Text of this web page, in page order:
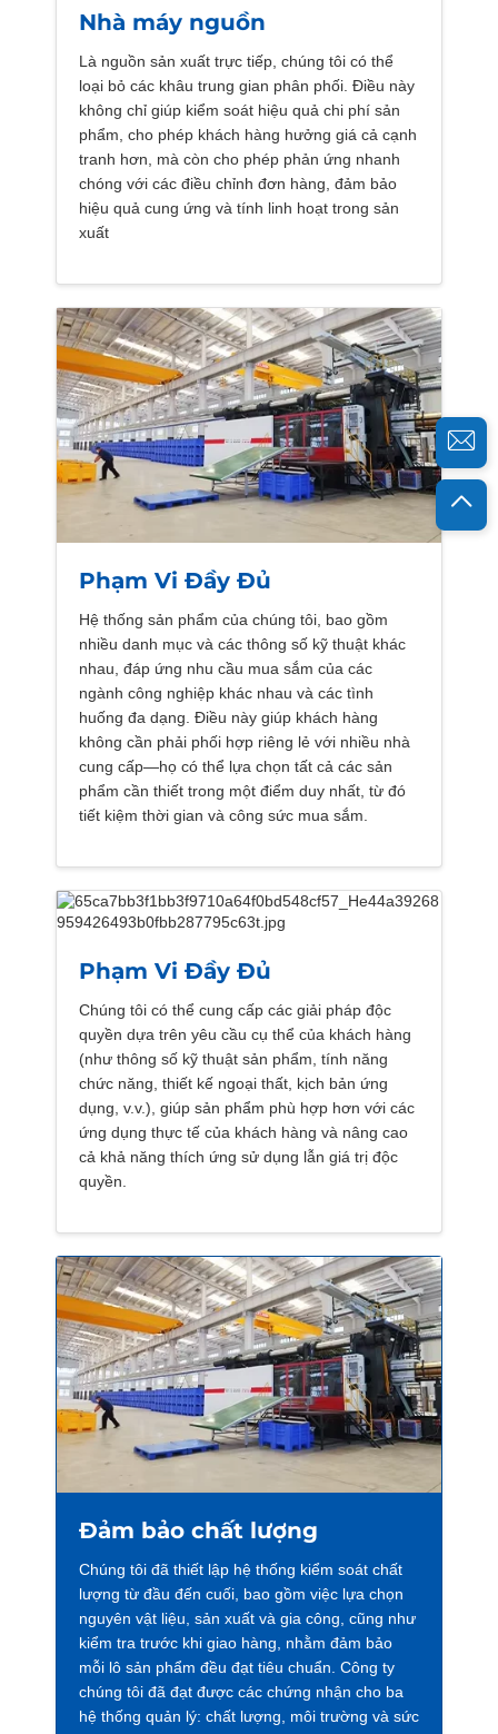
Nhà máy nguồn
Là nguồn sản xuất trực tiếp, chúng tôi có thể
loại bỏ các khâu trung gian phân phối. Điều này
không chỉ giúp kiểm soát hiệu quả chi phí sản
phẩm, cho phép khách hàng hưởng giá cả cạnh
tranh hơn, mà còn cho phép phản ứng nhanh
chóng với các điều chỉnh đơn hàng, đảm bảo
hiệu quả cung ứng và tính linh hoạt trong sản
xuất
Phạm Vi Đầy Đủ
Hệ thống sản phẩm của chúng tôi, bao gồm
nhiều danh mục và các thông số kỹ thuật khác
nhau, đáp ứng nhu cầu mua sắm của các
ngành công nghiệp khác nhau và các tình
huống đa dạng. Điều này giúp khách hàng
không cần phải phối hợp riêng lẻ với nhiều nhà
cung cấp—họ có thể lựa chọn tất cả các sản
phẩm cần thiết trong một điểm duy nhất, từ đó
tiết kiệm thời gian và công sức mua sắm.
Phạm Vi Đầy Đủ
Chúng tôi có thể cung cấp các giải pháp độc
quyền dựa trên yêu cầu cụ thể của khách hàng
(như thông số kỹ thuật sản phẩm, tính năng
chức năng, thiết kế ngoại thất, kịch bản ứng
dụng, v.v.), giúp sản phẩm phù hợp hơn với các
ứng dụng thực tế của khách hàng và nâng cao
cả khả năng thích ứng sử dụng lẫn giá trị độc
quyền.
Đảm bảo chất lượng
Chúng tôi đã thiết lập hệ thống kiểm soát chất
lượng từ đầu đến cuối, bao gồm việc lựa chọn
nguyên vật liệu, sản xuất và gia công, cũng như
kiểm tra trước khi giao hàng, nhằm đảm bảo
mỗi lô sản phẩm đều đạt tiêu chuẩn. Công ty
chúng tôi đã đạt được các chứng nhận cho ba
hệ thống quản lý: chất lượng, môi trường và sức